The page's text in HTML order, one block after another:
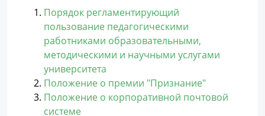
Порядок регламентирующий
пользование педагогическими
работниками образовательными,
методическими и научными услугами
университета
Положение о премии "Признание"
Положение о корпоративной почтовой
системе